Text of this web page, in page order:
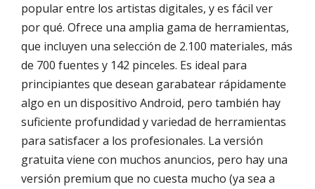
popular entre los artistas digitales, y es fácil ver
por qué. Ofrece una amplia gama de herramientas,
que incluyen una selección de 2.100 materiales, más
de 700 fuentes y 142 pinceles. Es ideal para
principiantes que desean garabatear rápidamente
algo en un dispositivo Android, pero también hay
suficiente profundidad y variedad de herramientas
para satisfacer a los profesionales. La versión
gratuita viene con muchos anuncios, pero hay una
versión premium que no cuesta mucho (ya sea a